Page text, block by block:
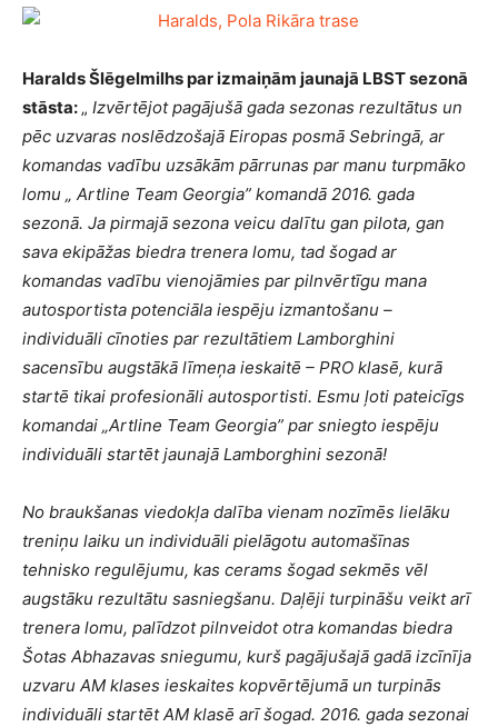
Haralds Šlēgelmilhs par izmaiņām jaunajā LBST sezonā
stāsta: „ Izvērtējot pagājušā gada sezonas rezultātus un
pēc uzvaras noslēdzošajā Eiropas posmā Sebringā, ar
komandas vadību uzsākām pārrunas par manu turpmāko
lomu „ Artline Team Georgia” komandā 2016. gada
sezonā. Ja pirmajā sezona veicu dalītu gan pilota, gan
sava ekipāžas biedra trenera lomu, tad šogad ar
komandas vadību vienojāmies par pilnvērtīgu mana
autosportista potenciāla iespēju izmantošanu –
individuāli cīnoties par rezultātiem Lamborghini
sacensību augstākā līmeņa ieskaitē – PRO klasē, kurā
startē tikai profesionāli autosportisti. Esmu ļoti pateicīgs
komandai „Artline Team Georgia” par sniegto iespēju
individuāli startēt jaunajā Lamborghini sezonā!
No braukšanas viedokļa dalība vienam nozīmēs lielāku
treniņu laiku un individuāli pielāgotu automašīnas
tehnisko regulējumu, kas cerams šogad sekmēs vēl
augstāku rezultātu sasniegšanu. Daļēji turpināšu veikt arī
trenera lomu, palīdzot pilnveidot otra komandas biedra
Šotas Abhazavas sniegumu, kurš pagājušajā gadā izcīnīja
uzvaru AM klases ieskaites kopvērtējumā un turpinās
individuāli startēt AM klasē arī šogad. 2016. gada sezonai